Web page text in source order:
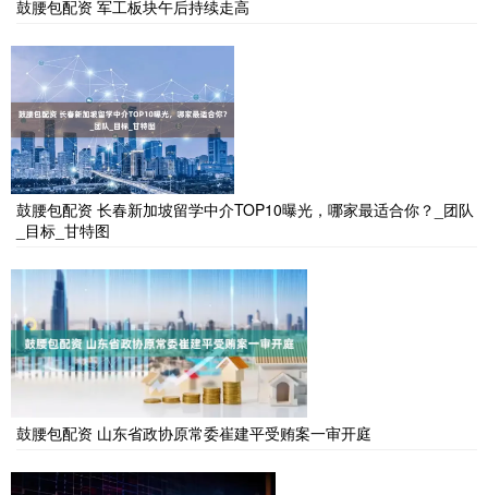
鼓腰包配资 军工板块午后持续走高
鼓腰包配资 长春新加坡留学中介TOP10曝光，哪家最适合你？_团队
_目标_甘特图
鼓腰包配资 山东省政协原常委崔建平受贿案一审开庭